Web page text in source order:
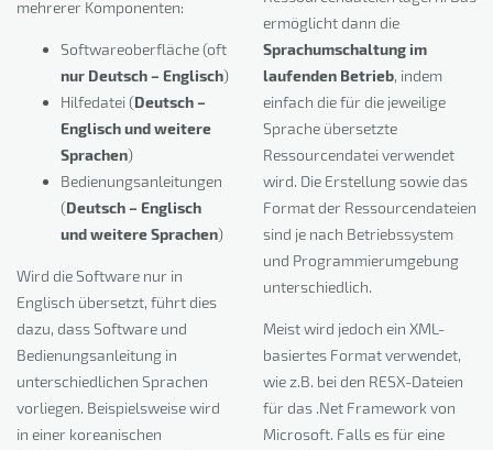
mehrerer Komponenten:
Softwareoberfläche (oft
nur Deutsch – Englisch)
Hilfedatei (Deutsch –
Englisch und weitere
Sprachen)
Bedienungsanleitungen
(Deutsch – Englisch
und weitere Sprachen)
Wird die Software nur in
Englisch übersetzt, führt dies
dazu, dass Software und
Bedienungsanleitung in
unterschiedlichen Sprachen
vorliegen. Beispielsweise wird
in einer koreanischen
ermöglicht dann die
Sprachumschaltung im
laufenden Betrieb, indem
einfach die für die jeweilige
Sprache übersetzte
Ressourcendatei verwendet
wird. Die Erstellung sowie das
Format der Ressourcendateien
sind je nach Betriebssystem
und Programmierumgebung
unterschiedlich.
Meist wird jedoch ein XML-
basiertes Format verwendet,
wie z.B. bei den RESX-Dateien
für das .Net Framework von
Microsoft. Falls es für eine